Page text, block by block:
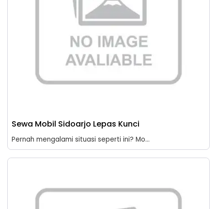
Sewa Mobil Sidoarjo Lepas Kunci
Pernah mengalami situasi seperti ini? Mo...